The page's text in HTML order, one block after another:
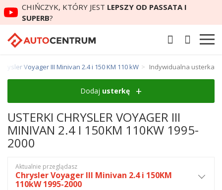
CHIŃCZYK, KTÓRY JEST LEPSZY OD PASSATA I
SUPERB?
Voyager III Minivan 2.4 i 150 KM 110 kW Indywidualna usterka
Dodaj usterkę
USTERKI CHRYSLER VOYAGER III
MINIVAN 2.4 I 150KM 110KW 1995-
2000
Aktualnie przeglądasz
Chrysler Voyager III Minivan 2.4 i 150KM
110kW 1995-2000